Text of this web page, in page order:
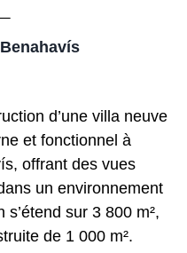
d’une villa neuve
et fonctionnel à
offrant des vues
un environnement
sur 3 800 m²,
de 1 000 m².